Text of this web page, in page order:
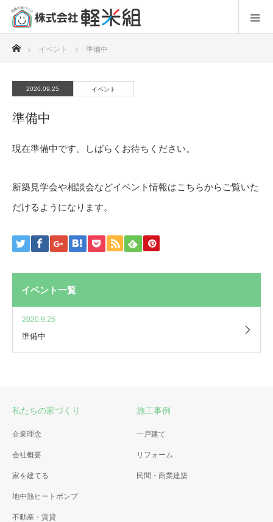
イベント 準備中
2020.09.25 イベント
準備中
現在準備中です。しばらくお待ちください。
新築見学会や相談会などイベント情報はこちらからご覧いた
だけるようになります。
イベント一覧
2020.9.25
準備中
私たちの家づくり
企業理念
会社概要
家を建てる
地中熱ヒートポンプ
不動産・賃貸
施工事例
一戸建て
リフォーム
民間・商業建築